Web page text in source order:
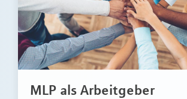
MLP als Arbeitgeber